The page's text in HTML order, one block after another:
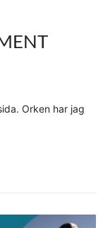
Orken har jag